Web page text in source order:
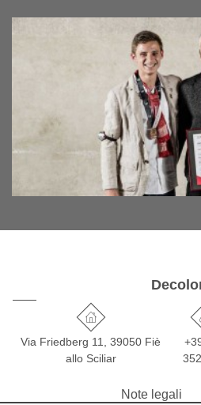
Via Friedberg 11, 39050 Fiè
allo Sciliar
Note legali